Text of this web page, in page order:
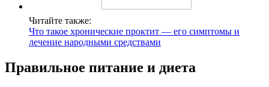
Читайте также:
Что такое хронические проктит — его симптомы и
лечение народными средствами
Правильное питание и диета